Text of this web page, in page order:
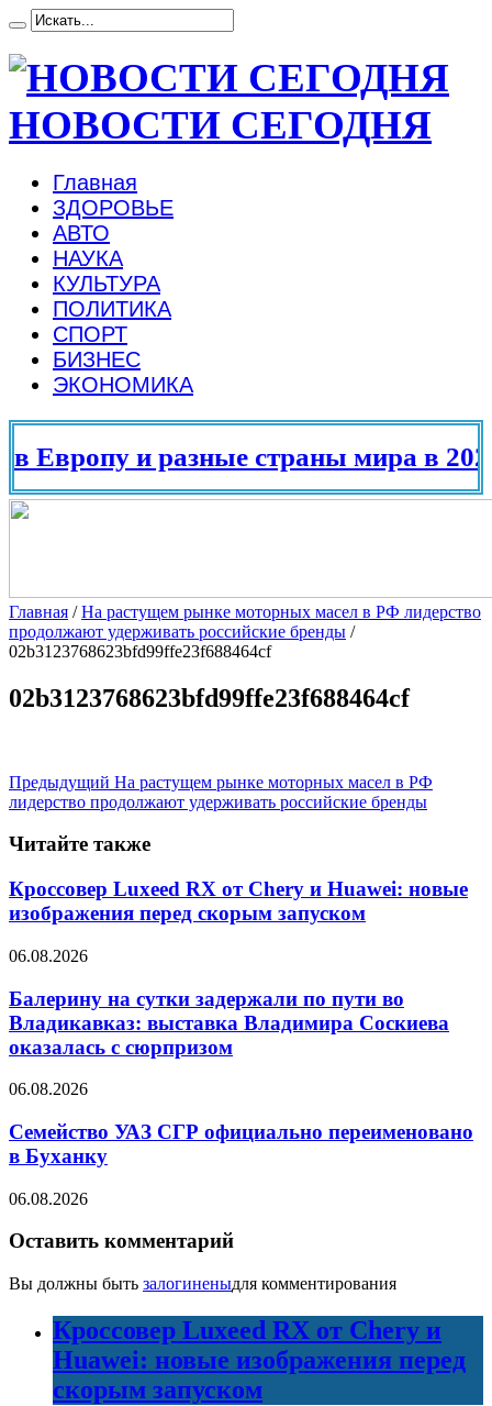
НОВОСТИ СЕГОДНЯ
Главная
ЗДОРОВЬЕ
АВТО
НАУКА
КУЛЬТУРА
ПОЛИТИКА
СПОРТ
БИЗНЕС
ЭКОНОМИКА
и разные страны мира в 2025
Главная /На растущем рынке моторных масел в РФ лидерство
продолжают удерживать российские бренды /
02b3123768623bfd99ffe23f688464cf
02b3123768623bfd99ffe23f688464cf
Предыдущий На растущем рынке моторных масел в РФ
лидерство продолжают удерживать российские бренды
Читайте также
Кроссовер Luxeed RX от Chery и Huawei: новые
изображения перед скорым запуском
06.08.2026
Балерину на сутки задержали по пути во
Владикавказ: выставка Владимира Соскиева
оказалась с сюрпризом
06.08.2026
Семейство УАЗ СГР официально переименовано
в Буханку
06.08.2026
Оставить комментарий
Вы должны быть залогиненыдля комментирования
Кроссовер Luxeed RX от Chery и
Huawei: новые изображения перед
скорым запуском